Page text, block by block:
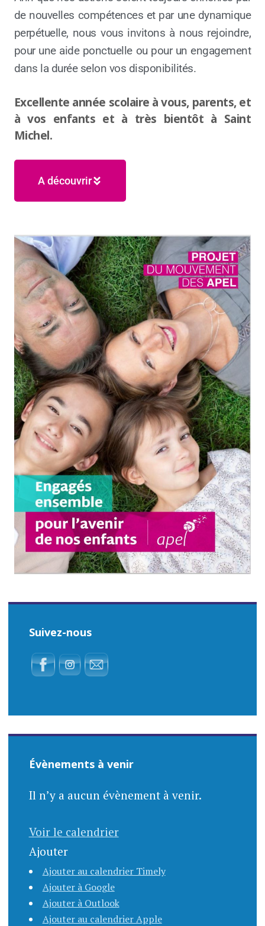
de nouvelles compétences et par une dynamique
perpétuelle, nous vous invitons à nous rejoindre,
pour une aide ponctuelle ou pour un engagement
dans la durée selon vos disponibilités.
Excellente année scolaire à vous, parents, et
à vos enfants et à très bientôt à Saint
Michel.
A découvrir
Suivez-nous
Évènements à venir
Il n’y a aucun évènement à venir.
Voir le calendrier
Ajouter
Ajouter au calendrier Timely
Ajouter à Google
Ajouter à Outlook
Ajouter au calendrier Apple